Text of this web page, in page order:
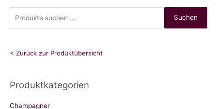
h
n
a
Suchen
< Zurück zur Produktübersicht
Produktkategorien
Champagner